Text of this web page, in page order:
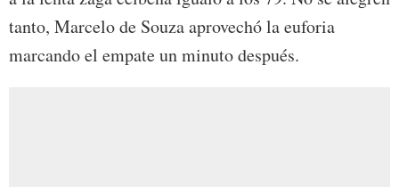
tanto, Marcelo de Souza aprovechó la euforia
marcando el empate un minuto después.